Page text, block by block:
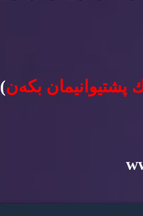
پشتیوانیمان بكه‌ن)